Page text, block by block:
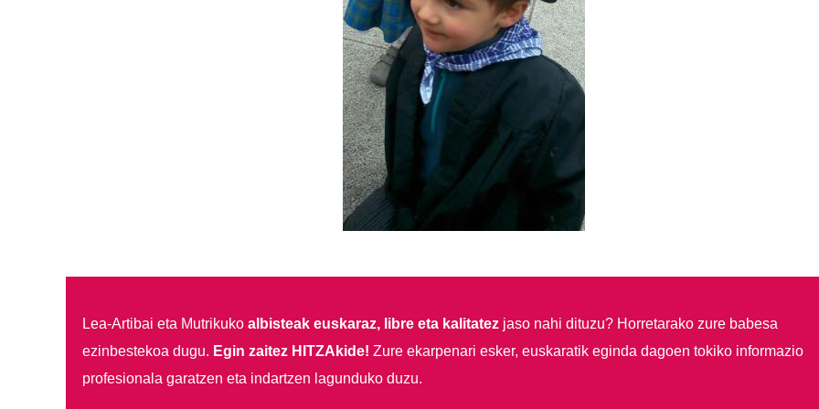
Lea-Artibai eta Mutrikuko albisteak euskaraz, libre eta kalitatezjaso nahi dituzu? Horretarako zure babesa
ezinbestekoa dugu. Egin zaitez HITZAkide! Zure ekarpenari esker, euskaratik eginda dagoen tokiko informazio
profesionala garatzen eta indartzen lagunduko duzu.